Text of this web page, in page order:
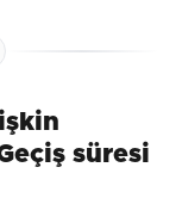
süresi